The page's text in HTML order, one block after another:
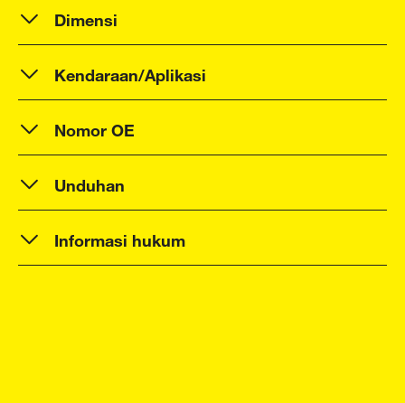
Dimensi
Kendaraan/Aplikasi
Nomor OE
Unduhan
Informasi hukum